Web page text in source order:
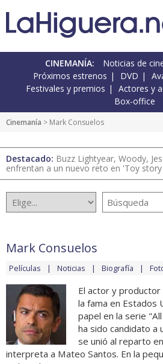
CINEMANÍA: Noticias de
Próximos estrenos
DVD
Festivales y premios
Actores y
Box-office
Cinemanía > Mark Consuelos
Destacado: Buzz Lightyear, Woody,
enfrentan a un nuevo reto en 'Toy
Mark Consuelos
Películas Noticias Biografía
El actor y productor
la fama en Estados
papel en la serie
ha sido candidato a
se unió al reparto
interpreta a Mateo Santos. En la